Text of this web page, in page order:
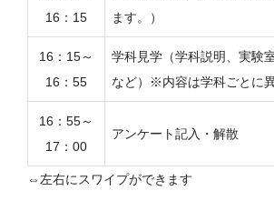
16：15
ます。）
16：15～
16：55
学科見学（学科説明、実験
など）※内容は学科ごとに異
16：55～
17：00
アンケート記入・解散